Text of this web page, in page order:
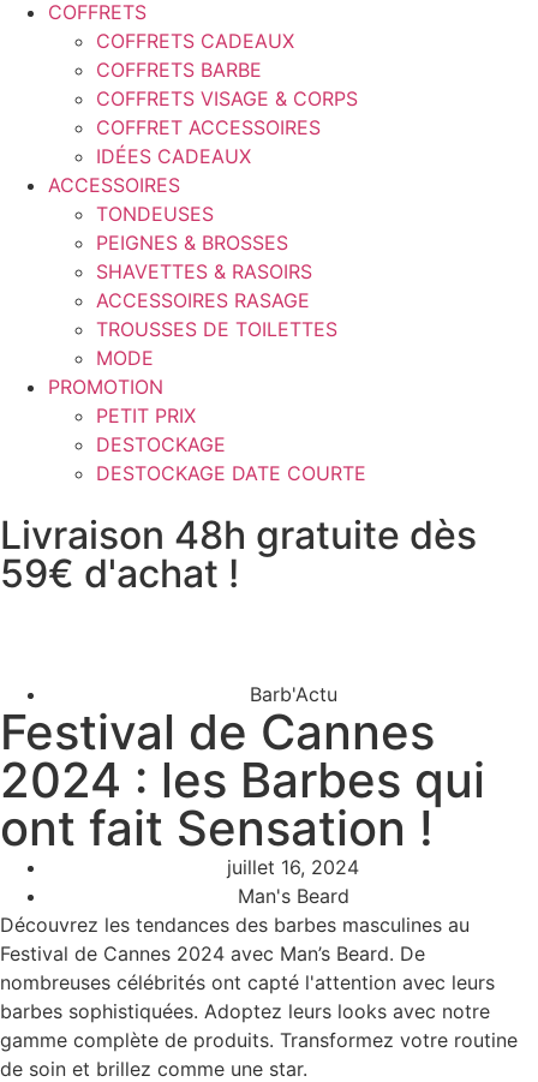
COFFRETS
COFFRETS CADEAUX
COFFRETS BARBE
COFFRETS VISAGE & CORPS
COFFRET ACCESSOIRES
IDÉES CADEAUX
ACCESSOIRES
TONDEUSES
PEIGNES & BROSSES
SHAVETTES & RASOIRS
ACCESSOIRES RASAGE
TROUSSES DE TOILETTES
MODE
PROMOTION
PETIT PRIX
DESTOCKAGE
DESTOCKAGE DATE COURTE
Livraison 48h gratuite dès
59€ d'achat !
Barb'Actu
Festival de Cannes
2024 : les Barbes qui
ont fait Sensation !
juillet 16, 2024
Man's Beard
Découvrez les tendances des barbes masculines au
Festival de Cannes 2024 avec Man’s Beard. De
nombreuses célébrités ont capté l'attention avec leurs
barbes sophistiquées. Adoptez leurs looks avec notre
gamme complète de produits. Transformez votre routine
de soin et brillez comme une star.